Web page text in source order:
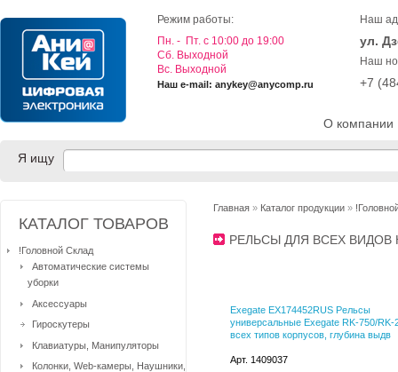
О компании
Режим работы:
Пн. - Пт. с 10:00 до 19:00
Cб. Выходной
Вс. Выходной
Наш e-mail: anykey@anycomp.ru
Наш
ул.
Наш
+7
Я ищу
Главная » Каталог продукции »
РЕЛЬСЫ ДЛЯ ВСЕХ ВИДОВ
Exegate EX174452RUS Рельсы
универсальные Exegate RK-750/RK-
всех типов корпусов, глубина выдв
Арт. 1409037
КАТАЛОГ ТОВАРОВ
!Головной Склад
Автоматические системы
уборки
Аксессуары
Гироскутеры
Клавиатуры, Манипуляторы
Колонки, Web-камеры, Наушники,